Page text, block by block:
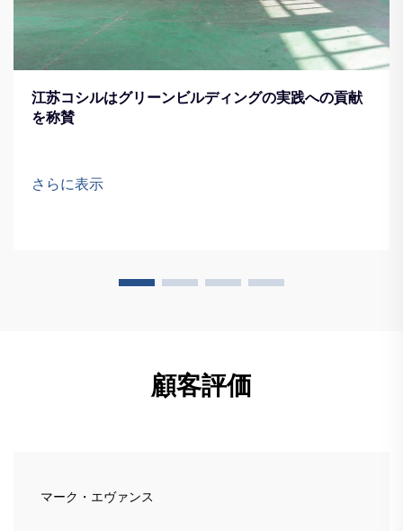
江苏コシルはグリーンビルディングの実践への貢献
を称賛
さらに表示
顧客評価
マーク・エヴァンス